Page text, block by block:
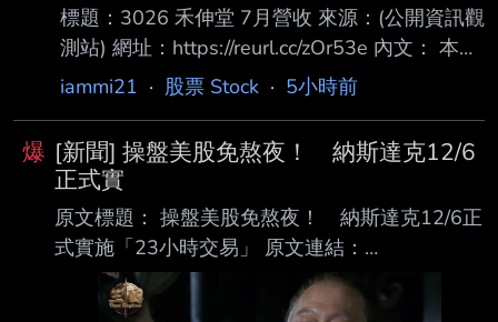
標題：3026 禾伸堂 7月營收 來源：(公開資訊觀
測站) 網址：https://reurl.cc/zOr53e 內文： 本資
料由 (上市公司)禾伸堂 公司提供 民國115年
月 1,500,937 去年同期 1,095,188 增減金額
405,749 增減百分比 37.05 本年累計
9,216,573 去年累計 7,769,273 增減金額
1,447,300 增減百分比 18.63 備註 / 營收變化原
因說明 心得：神聖太陽堂，老蘇永遠的心魔，
年增37
iammi21 · 股票 Stock · 5小時前
爆 [新聞] 操盤美股免熬夜！ 納斯達克12/6
正式實
原文標題： 操盤美股免熬夜！ 納斯達克12/6正
式實施「23小時交易」 原文連結：
https://reurl.cc/lnZamY 發布時間：2026.08.06
19:05 臺北時間 記者署名：記者｜鏡新聞 原文內